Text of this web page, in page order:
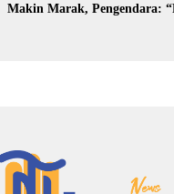
Makin Marak, Pengendara: